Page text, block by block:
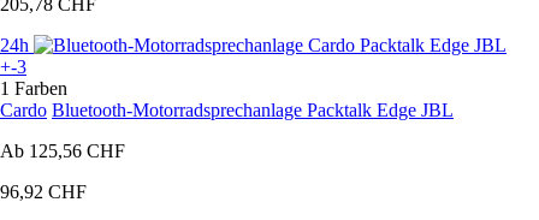
24h
+-3
1 Farben
Cardo Bluetooth-Motorradsprechanlage Packtalk Edge JBL
Ab 125,56 CHF
96,92 CHF